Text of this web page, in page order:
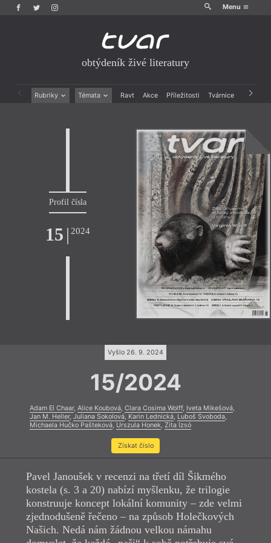
Menu
obtýdeník živé literatury
Rubriky Témata Ravt Akce Příležitosti Tvárnice Archiv
Výroční ceny
Profil čísla
15 | 2024
Vyšlo 26. 9. 2024
15/2024
Adam El Chaar, Alice Koubová, Clara Cosima Wolff, Iveta Mikešová,
Jan M. Heller, Juliana Sokolová, Karin Lednická, Luboš Svoboda,
Michaela Hučko Pašteková, Urszula Honek, Zita Izsó
Získat číslo
Pavel Janoušek v recenzi na třetí díl Šikmého
kostela (s. 3 a 20) nabízí myšlenku, že trilogie
konstruuje koncept lokální komunity – zde velmi
zjednodušeně řečeno – na způsob Holečkových
Našich. Nedá nám žádnou velkou námahu